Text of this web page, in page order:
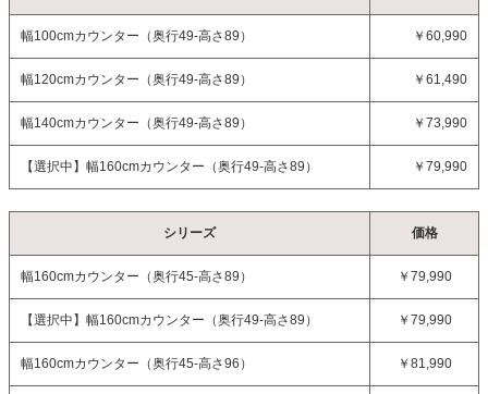
幅100cmカウンター（奥行49-高さ89） ￥60,990
幅120cmカウンター（奥行49-高さ89） ￥61,490
幅140cmカウンター（奥行49-高さ89） ￥73,990
【選択中】 幅160cmカウンター（奥行49-高さ89） ￥79,990
シリーズ 価格
幅160cmカウンター（奥行45-高さ89） ￥79,990
【選択中】 幅160cmカウンター（奥行49-高さ89） ￥79,990
幅160cmカウンター（奥行45-高さ96） ￥81,990